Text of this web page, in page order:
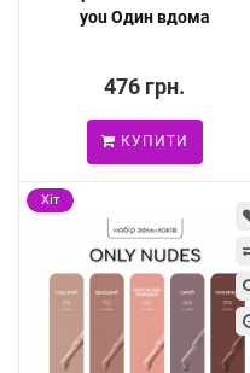
you Один вдома
476 грн.
КУПИТИ
Хіт